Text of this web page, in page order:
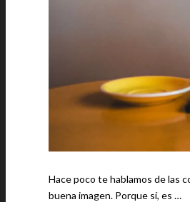
Hace poco te hablamos de las
buena imagen. Porque sí, es …